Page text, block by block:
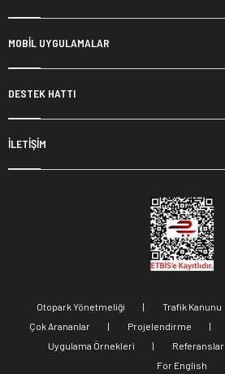
MOBİL UYGULAMALAR
DESTEK HATTI
İLETİŞİM
Otopark Yönetmeliği | Trafik Kanunu
Çok Arananlar
| Projelendirme |
Uygulama Örnekleri
| Referanslar
For English